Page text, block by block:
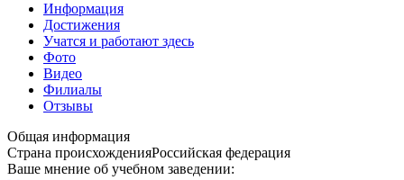
Информация
Достижения
Учатся и работают здесь
Фото
Видео
Филиалы
Отзывы
Общая информация
Страна происхожденияРоссийская федерация
Ваше мнение об учебном заведении: